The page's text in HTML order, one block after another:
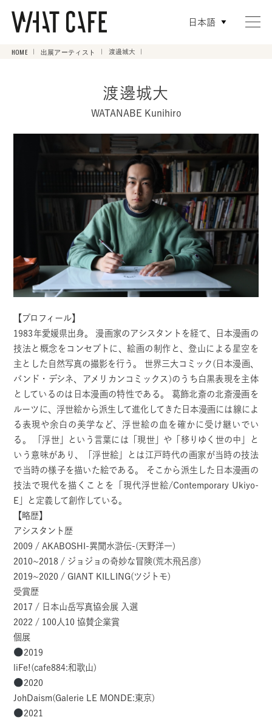
日本語
HOME 出展アーティスト 渡邊城大
渡邊城大
WATANABE Kunihiro
【プロフィール】
1983年愛媛県出身。 漫画家のアシスタントを経て、日本漫画の
技法と概念をコンセプトに、絵画の制作と、登山による星空を
主とした自然写真の撮影を行う。
世界三大コミック(日本漫画、
バンド・デシネ、アメリカンコミックス)のうち白黒表現を主体
としているのは日本漫画の特性である。 葛飾北斎の北斎漫画を
ルーツに、浮世絵から派生して進化してきた日本漫画には線によ
る表現や余白の美学など、浮世絵の血を確かに受け継いでい
る。 「浮世」という言葉には「現世」や「移りゆく世の中」と
いう意味があり、「浮世絵」とは江戸時代の画家が当時の技法
で当時の様子を描いた絵である。 そこから派生した日本漫画の
技法で現代を描くことを「現代浮世絵/Contemporary Ukiyo-
E」と定義して創作している。
【略歴】
アシスタント歴
2009 / AKABOSHI-異聞水滸伝-(天野洋一)
2010~2018 / ジョジョの奇妙な冒険(荒木飛呂彦)
2019~2020 / GIANT KILLING(ツジトモ)
受賞歴
2017 / 日本山岳写真協会展 入選
2022 / 100人10 協賛企業賞
個展
2019
liFe!(cafe884:和歌山)
2020
JohDaism(Galerie LE MONDE:東京)
2021